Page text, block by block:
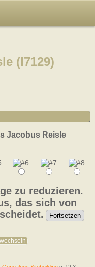
(I7129)
Jacobus Reisle
zu reduzieren.
das sich von